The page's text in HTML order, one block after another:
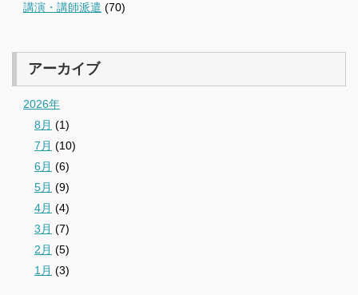
講演・講師派遣 (70)
アーカイブ
2026年
8月 (1)
7月 (10)
6月 (6)
5月 (9)
4月 (4)
3月 (7)
2月 (5)
1月 (3)